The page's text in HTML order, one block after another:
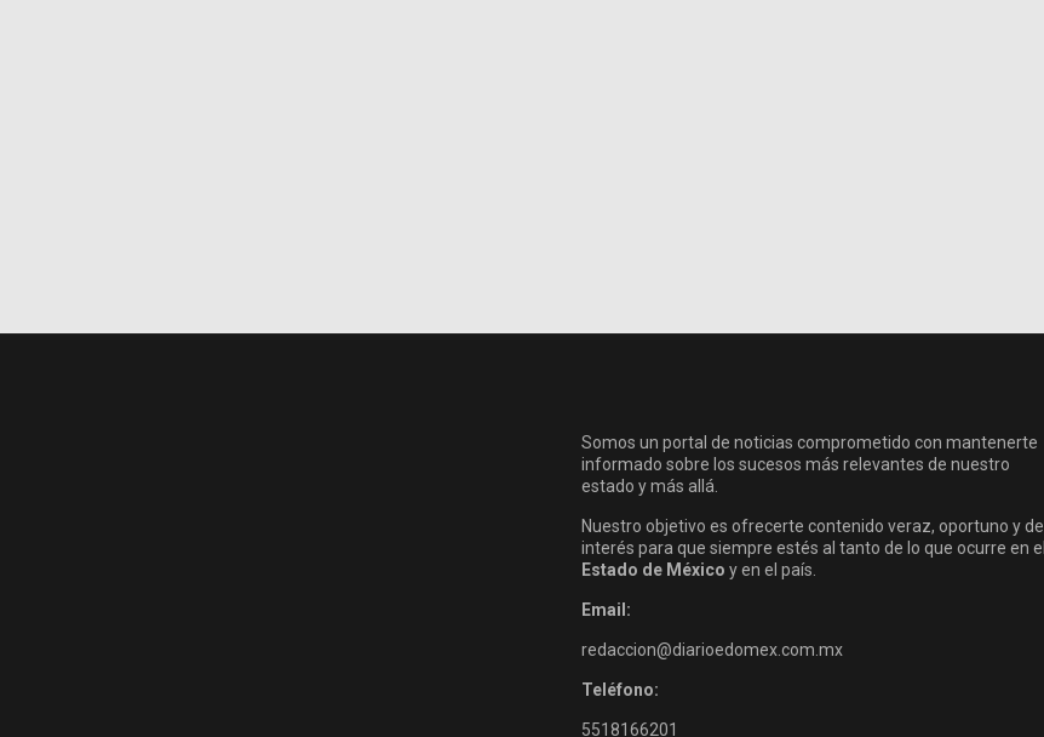
Somos un portal de noticias comprometido con mantenerte
informado sobre los sucesos más relevantes de nuestro
estado y más allá.
Nuestro objetivo es ofrecerte contenido veraz, oportuno y de
interés para que siempre estés al tanto de lo que ocurre en el
Estado de México y en el país.
Email:
redaccion@diarioedomex.com.mx
Teléfono:
5518166201